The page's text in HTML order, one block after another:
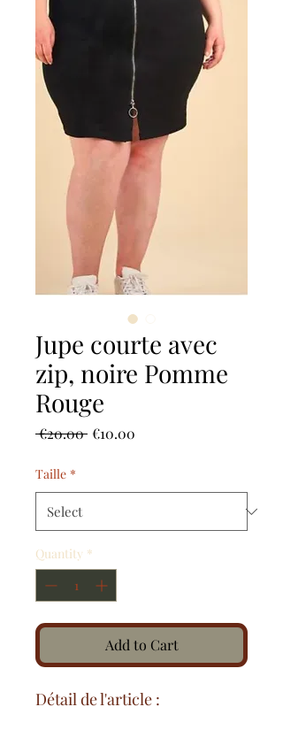
Jupe courte avec
zip, noire Pomme
Rouge
€20.00 Regular
€10.00
Taille *
Quantity *
Add to Cart
Détail de l'article :